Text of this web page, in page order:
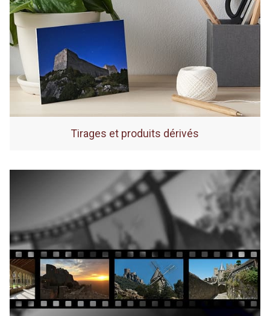
Tirages et produits dérivés